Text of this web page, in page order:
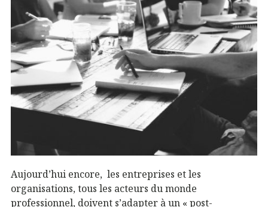
Aujourd’hui encore, les entreprises et les
organisations, tous les acteurs du monde
professionnel, doivent s’adapter à un « post-